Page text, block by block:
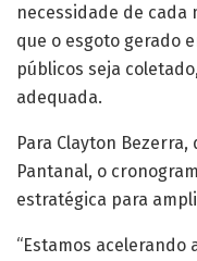
necessidade de cada
que o esgoto gerado
públicos seja
adequada.
Para Clayton
Pantanal, o
estratégica para
“Estamos acelerando